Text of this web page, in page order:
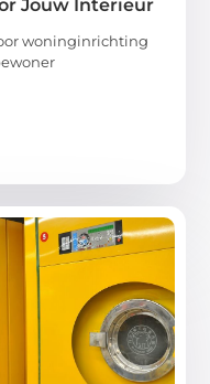
Jouw Interieur
woninginrichting